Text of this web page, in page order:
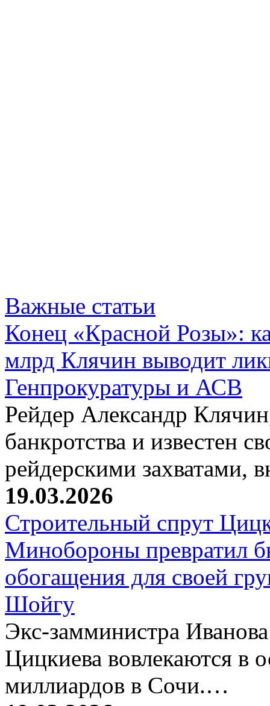
Важные статьи
Конец «Красной Розы»:
млрд Клячин выводит
Генпрокуратуры и АСВ
Рейдер Александр
банкротства и известен
рейдерскими захватами,
19.03.2026
Строительный спрут
Минобороны превратил
обогащения для своей
Шойгу
Экс-замминистра
Цицкиева вовлекаются в
миллиардов в Сочи.…